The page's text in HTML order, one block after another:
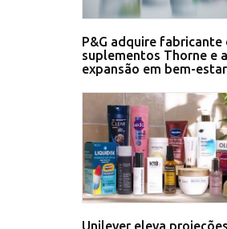
P&G adquire fabricante
suplementos Thorne e
expansão em bem-estar
Unilever eleva